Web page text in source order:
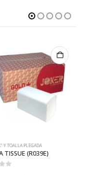
Y TOALLA PLEGADA
TISSUE (R039E)